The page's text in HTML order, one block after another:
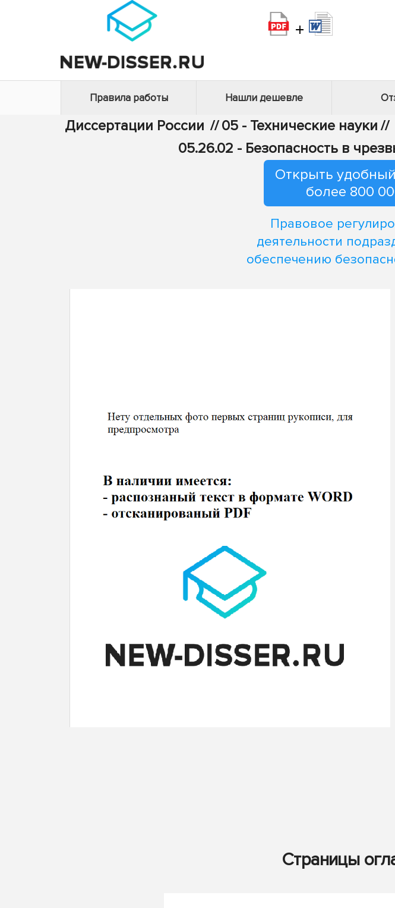
+
Правила работы Нашли дешевле
Диссертации России // 05 - Технические науки //
05.26.02 - Безопасность в
Открыть
более 800
Правовое
деятельности
обеспечению
Страницы